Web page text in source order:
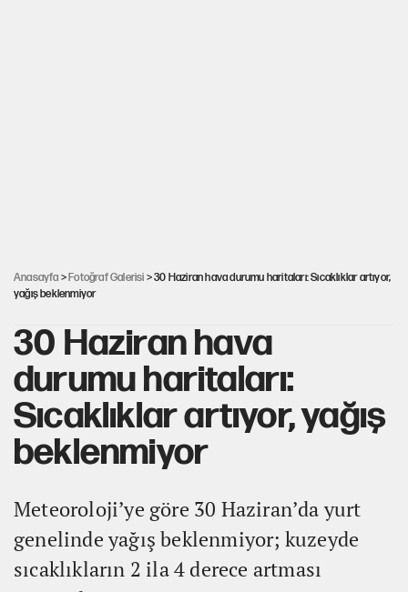
Anasayfa >Fotoğraf Galerisi > 30 Haziran hava durumu haritaları: Sıcaklıklar artıyor,
yağış beklenmiyor
30 Haziran hava
durumu haritaları:
Sıcaklıklar artıyor, yağış
beklenmiyor
Meteoroloji’ye göre 30 Haziran’da yurt
genelinde yağış beklenmiyor; kuzeyde
sıcaklıkların 2 ila 4 derece artması